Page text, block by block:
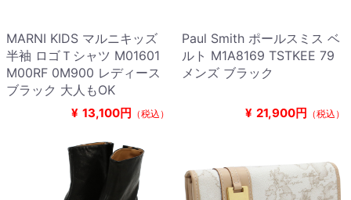
MARNI KIDS マルニキッズ
半袖 ロゴＴシャツ M01601
M00RF 0M900 レディース
ブラック 大人もOK
¥ 13,100円 （税込）
Paul Smith ポールスミス ベ
ルト M1A8169 TSTKEE 79
メンズ ブラック
¥ 21,900円 （税込）